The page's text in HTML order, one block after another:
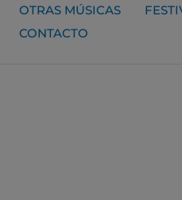
OTRAS MÚSICAS
CONTACTO